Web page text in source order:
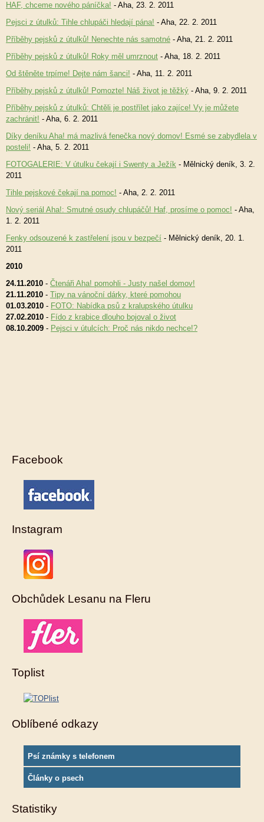
HAF, chceme nového páníčka! - Aha, 23. 2. 2011
Pejsci z útulků: Tihle chlupáči hledají pána! - Aha, 22. 2. 2011
Příběhy pejsků z útulků! Nenechte nás samotné - Aha, 21. 2. 2011
Příběhy pejsků z útulků! Roky měl umrznout - Aha, 18. 2. 2011
Od štěněte trpíme! Dejte nám šanci! - Aha, 11. 2. 2011
Příběhy pejsků z útulků! Pomozte! Náš život je těžký - Aha, 9. 2. 2011
Příběhy pejsků z útulků: Chtěli je postřílet jako zajíce! Vy je můžete
zachránit! - Aha, 6. 2. 2011
Díky deníku Aha! má mazlivá fenečka nový domov! Esmé se zabydlela v
posteli! - Aha, 5. 2. 2011
FOTOGALERIE: V útulku čekají i Swenty a Ježík - Mělnický deník, 3. 2.
2011
Tihle pejskové čekají na pomoc! - Aha, 2. 2. 2011
Nový seriál Aha!: Smutné osudy chlupáčů! Haf, prosíme o pomoc! - Aha,
1. 2. 2011
Fenky odsouzené k zastřelení jsou v bezpečí - Mělnický deník, 20. 1.
2011
2010
24.11.2010 - Čtenáři Aha! pomohli - Justy našel domov!
21.11.2010 - Tipy na vánoční dárky, které pomohou
01.03.2010 - FOTO: Nabídka psů z kralupského útulku
27.02.2010 - Fído z krabice dlouho bojoval o život
08.10.2009 - Pejsci v útulcích: Proč nás nikdo nechce!?
Facebook
Instagram
Obchůdek Lesanu na Fleru
Toplist
Oblíbené odkazy
Psí známky s telefonem
Články o psech
Statistiky